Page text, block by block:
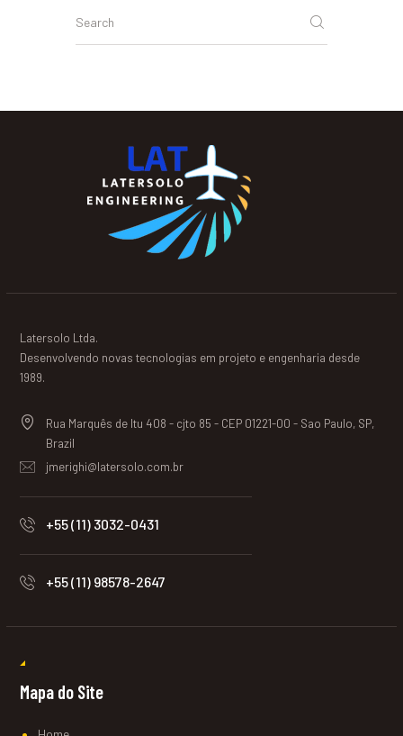
Latersolo Ltda.
Desenvolvendo novas tecnologias em projeto e engenharia desde
1989.
Rua Marquês de Itu 408 - cjto 85 - CEP 01221-00 - Sao Paulo, SP,
Brazil
jmerighi@latersolo.com.br
+55 (11) 3032-0431
+55 (11) 98578-2647
Mapa do Site